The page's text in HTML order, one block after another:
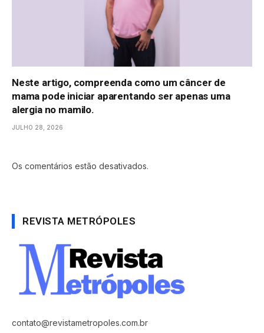
Neste artigo, compreenda como um câncer de
mama pode iniciar aparentando ser apenas uma
alergia no mamilo.
JULHO 28, 2026
Os comentários estão desativados.
REVISTA METRÓPOLES
contato@revistametropoles.com.br